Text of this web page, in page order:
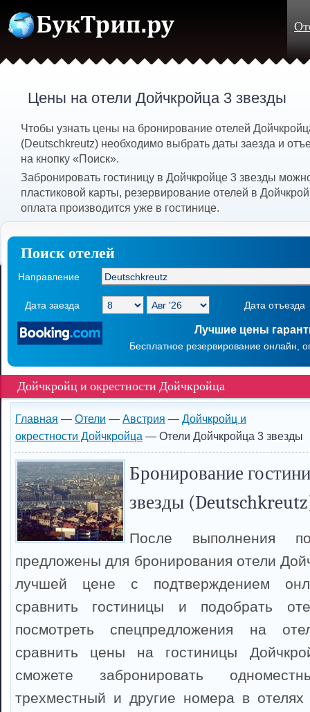
Цены на отели Дойчкройца 3 звезды
Чтобы узнать цены на бронирование отелей
(Deutschkreutz) необходимо выбрать даты заезда и
на кнопку «Поиск».
Забронировать гостиницу в Дойчкройце 3 звезды
пластиковой карты, резервирование отелей в
оплата производится уже в гостинице.
Поиск отелей
Направление
Дата заезда Дата отъезда
Лучшие цены
Бесплатное резервирование онлайн,
Дойчкройц и окрестности Дойчкройца
Главная — Отели — Австрия — Дойчкройц и
окрестности Дойчкройца — Отели Дойчкройца 3 звезды
Бронирование
звезды
После выполнения
предложены для бронирования отели
лучшей цене с подтверждением
сравнить гостиницы и подобрать
посмотреть спецпредложения на
сравнить цены на гостиницы
сможете забронировать
трехместный и другие номера в